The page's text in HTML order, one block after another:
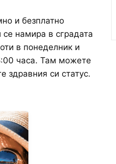
и безплатно
намира в сградата
в понеделник и
часа. Там можете
здравния си статус.